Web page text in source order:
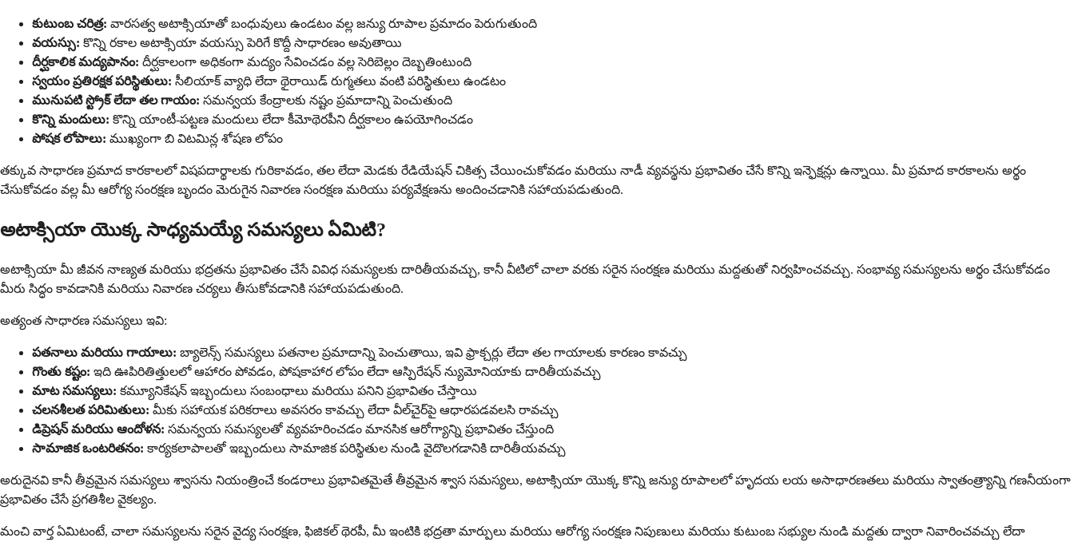
కుటుంబ చరిత్ర: వారసత్వ అటాక్సియాతో బంధువులు ఉండటం వల్ల జన్యు రూపాల ప్రమాదం పెరుగుతుంది
వయస్సు: కొన్ని రకాల అటాక్సియా వయస్సు పెరిగే కొద్దీ సాధారణం అవుతాయి
దీర్ఘకాలిక మద్యపానం: దీర్ఘకాలంగా అధికంగా మద్యం సేవించడం వల్ల సెరిబెల్లం దెబ్బతింటుంది
స్వయం ప్రతిరక్షక పరిస్థితులు: సీలియాక్ వ్యాధి లేదా థైరాయిడ్ రుగ్మతలు వంటి పరిస్థితులు ఉండటం
మునుపటి స్ట్రోక్ లేదా తల గాయం: సమన్వయ కేంద్రాలకు నష్టం ప్రమాదాన్ని పెంచుతుంది
కొన్ని మందులు: కొన్ని యాంటీ-పట్టణ మందులు లేదా కీమోథెరపీని దీర్ఘకాలం ఉపయోగించడం
పోషక లోపాలు: ముఖ్యంగా బి విటమిన్ల శోషణ లోపం
తక్కువ సాధారణ ప్రమాద కారకాలలో విషపదార్థాలకు గురికావడం, తల లేదా మెడకు రేడియేషన్ చికిత్స చేయించుకోవడం మరియు నాడీ వ్యవస్థను ప్రభావితం చేసే కొన్ని ఇన్ఫెక్షన్లు ఉన్నాయి. మీ ప్రమాద కారకాలను అర్థం
చేసుకోవడం వల్ల మీ ఆరోగ్య సంరక్షణ బృందం మెరుగైన నివారణ సంరక్షణ మరియు పర్యవేక్షణను అందించడానికి సహాయపడుతుంది.
అటాక్సియా యొక్క సాధ్యమయ్యే సమస్యలు ఏమిటి?
అటాక్సియా మీ జీవన నాణ్యత మరియు భద్రతను ప్రభావితం చేసే వివిధ సమస్యలకు దారితీయవచ్చు, కానీ వీటిలో చాలా వరకు సరైన సంరక్షణ మరియు మద్దతుతో నిర్వహించవచ్చు. సంభావ్య సమస్యలను అర్థం చేసుకోవడం
మీరు సిద్ధం కావడానికి మరియు నివారణ చర్యలు తీసుకోవడానికి సహాయపడుతుంది.
అత్యంత సాధారణ సమస్యలు ఇవి:
పతనాలు మరియు గాయాలు: బ్యాలెన్స్ సమస్యలు పతనాల ప్రమాదాన్ని పెంచుతాయి, ఇవి ఫ్రాక్చర్లు లేదా తల గాయాలకు కారణం కావచ్చు
గొంతు కష్టం: ఇది ఊపిరితిత్తులలో ఆహారం పోవడం, పోషకాహార లోపం లేదా ఆస్పిరేషన్ న్యుమోనియాకు దారితీయవచ్చు
మాట సమస్యలు: కమ్యూనికేషన్ ఇబ్బందులు సంబంధాలు మరియు పనిని ప్రభావితం చేస్తాయి
చలనశీలత పరిమితులు: మీకు సహాయక పరికరాలు అవసరం కావచ్చు లేదా వీల్‌చైర్‌పై ఆధారపడవలసి రావచ్చు
డిప్రెషన్ మరియు ఆందోళన: సమన్వయ సమస్యలతో వ్యవహరించడం మానసిక ఆరోగ్యాన్ని ప్రభావితం చేస్తుంది
సామాజిక ఒంటరితనం: కార్యకలాపాలతో ఇబ్బందులు సామాజిక పరిస్థితుల నుండి వైదొలగడానికి దారితీయవచ్చు
అరుదైనవి కానీ తీవ్రమైన సమస్యలు శ్వాసను నియంత్రించే కండరాలు ప్రభావితమైతే తీవ్రమైన శ్వాస సమస్యలు, అటాక్సియా యొక్క కొన్ని జన్యు రూపాలలో హృదయ లయ అసాధారణతలు మరియు స్వాతంత్ర్యాన్ని గణనీయంగా
ప్రభావితం చేసే ప్రగతిశీల వైకల్యం.
మంచి వార్త ఏమిటంటే, చాలా సమస్యలను సరైన వైద్య సంరక్షణ, ఫిజికల్ థెరపీ, మీ ఇంటికి భద్రతా మార్పులు మరియు ఆరోగ్య సంరక్షణ నిపుణులు మరియు కుటుంబ సభ్యుల నుండి మద్దతు ద్వారా నివారించవచ్చు లేదా